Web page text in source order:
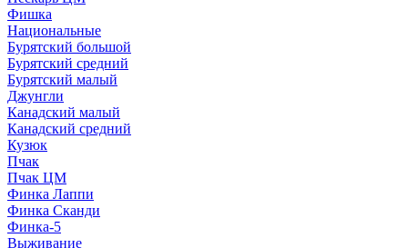
Фишка
Национальные
Бурятский большой
Бурятский средний
Бурятский малый
Джунгли
Канадский малый
Канадский средний
Кузюк
Пчак
Пчак ЦМ
Финка Лаппи
Финка Сканди
Финка-5
Выживание